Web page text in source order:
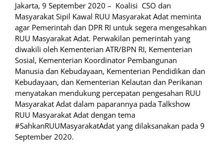
Jakarta, 9 September 2020 – Koalisi CSO dan
Masyarakat Sipil Kawal RUU Masyarakat Adat meminta
agar Pemerintah dan DPR RI untuk segera mengesahkan
RUU Masyarakat Adat. Perwakilan pemerintah yang
diwakili oleh Kementerian ATR/BPN RI, Kementerian
Sosial, Kementerian Koordinator Pembangunan
Manusia dan Kebudayaan, Kementerian Pendidikan dan
Kebudayaan, dan Kementerian Kelautan dan Perikanan
menyatakan mendukung percepatan pengesahan RUU
Masyarakat Adat dalam paparannya pada Talkshow
RUU Masyarakat Adat dengan tema
#SahkanRUUMasyarakatAdat yang dilaksanakan pada 9
September 2020.